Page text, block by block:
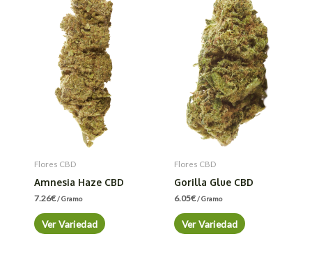
Flores CBD
Amnesia Haze CBD
7.26€/ Gramo
Ver Variedad
Flores CBD
Gorilla Glue CBD
6.05€/ Gramo
Ver Variedad